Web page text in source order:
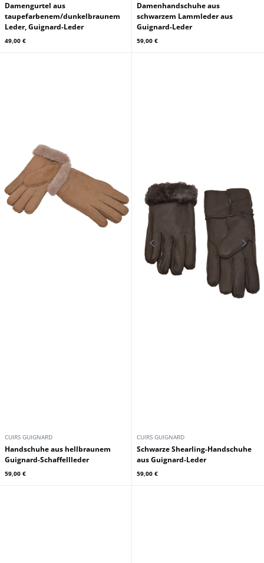
Damengurtel aus
taupefarbenem/dunkelbraunem
Leder, Guignard-Leder
49,00 €
Damenhandschuhe aus
schwarzem Lammleder aus
Guignard-Leder
59,00 €
CUIRS GUIGNARD
Handschuhe aus hellbraunem
Guignard-Schaffellleder
59,00 €
CUIRS GUIGNARD
Schwarze Shearling-Handschuhe
aus Guignard-Leder
59,00 €